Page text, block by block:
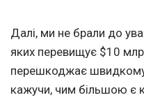
Далі, ми не брали до
яких перевищує $10
перешкоджає
кажучи, чим більшою є